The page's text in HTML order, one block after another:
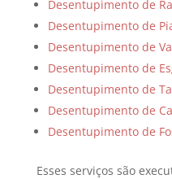
Desentupimento de
Desentupimento de
Desentupimento de
Desentupimento de
Desentupimento de
Desentupimento de
Desentupimento de
Esses serviços são